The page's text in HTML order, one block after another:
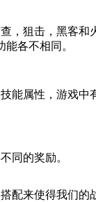
，狙击，黑客和
各不相同。
能属性，游戏中
同的奖励。
配来使得我们的